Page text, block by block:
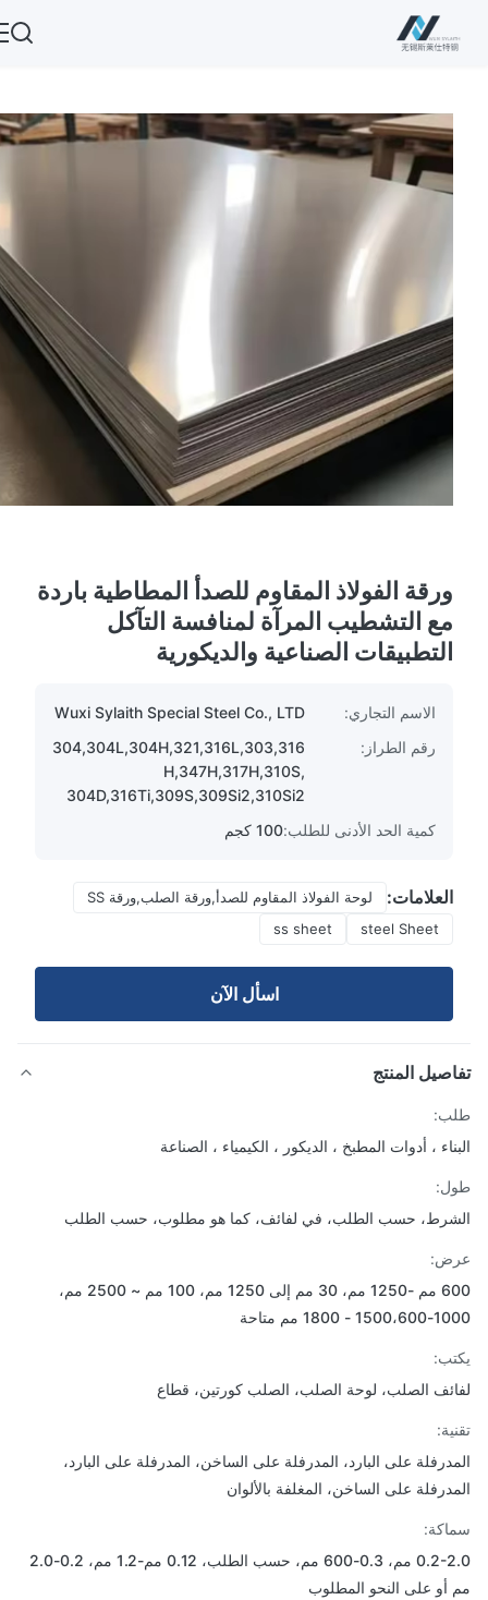
ورقة الفولاذ المقاوم للصدأ المطاطية باردة
مع التشطيب المرآة لمنافسة التآكل
التطبيقات الصناعية والديكورية
الاسم التجاري:
Wuxi Sylaith Special Steel Co., LTD
رقم الطراز:
304,304L,304H,321,316L,303,316
H,347H,317H,310S,
304D,316Ti,309S,309Si2,310Si2
كمية الحد الأدنى للطلب:100 كجم
العلامات:
لوحة الفولاذ المقاوم للصدأ,ورقة الصلب,ورقة SS
steel Sheet
ss sheet
اسأل الآن
المنتج
، أدوات المطبخ ، الديكور ، الكيمياء ، الصناعة
حسب الطلب، في لفائف، كما هو مطلوب، حسب الطلب
600 مم -1250 مم، 30 مم إلى 1250 مم، 100 مم ~ 2500 مم،
مم متاحة
الصلب، لوحة الصلب، الصلب كورتين، قطاع
على البارد، المدرفلة على الساخن، المدرفلة على البارد،
على الساخن، المغلفة بالألوان
0.2-2.0 مم، 0.3-600 مم، حسب الطلب، 0.12 مم-1.2 مم، 0.2-2.0
على النحو المطلوب